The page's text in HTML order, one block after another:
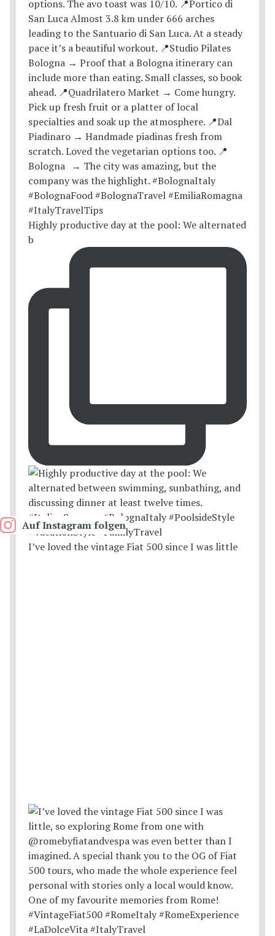
Highly productive day at the pool: We alternated
b
I’ve loved the vintage Fiat 500 since I was little
Auf Instagram folgen